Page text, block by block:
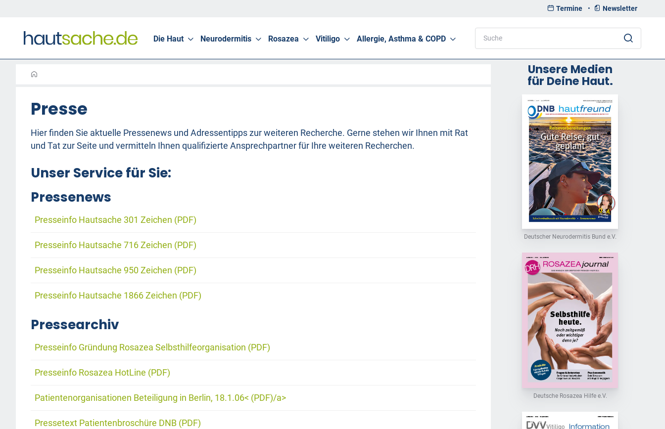
Termine • Newsletter
Die Haut Neurodermitis Rosazea Vitiligo Allergie, Asthma & COPD
Presse
Hier finden Sie aktuelle Pressenews und Adressentipps zur weiteren Recherche. Gerne stehen wir Ihnen mit Rat
und Tat zur Seite und vermitteln Ihnen qualifizierte Ansprechpartner für Ihre weiteren Recherchen.
Unser Service für Sie:
Pressenews
Presseinfo Hautsache 301 Zeichen (PDF)
Presseinfo Hautsache 716 Zeichen (PDF)
Presseinfo Hautsache 950 Zeichen (PDF)
Presseinfo Hautsache 1866 Zeichen (PDF)
Pressearchiv
Presseinfo Gründung Rosazea Selbsthilfeorganisation (PDF)
Presseinfo Rosazea HotLine (PDF)
Patientenorganisationen Beteiligung in Berlin, 18.1.06< (PDF)/a>
Pressetext Patientenbroschüre DNB (PDF)
Unsere Medien
für Deine Haut.
Deutscher Neurodermitis Bund e.V.
Deutsche Rosazea Hilfe e.V.